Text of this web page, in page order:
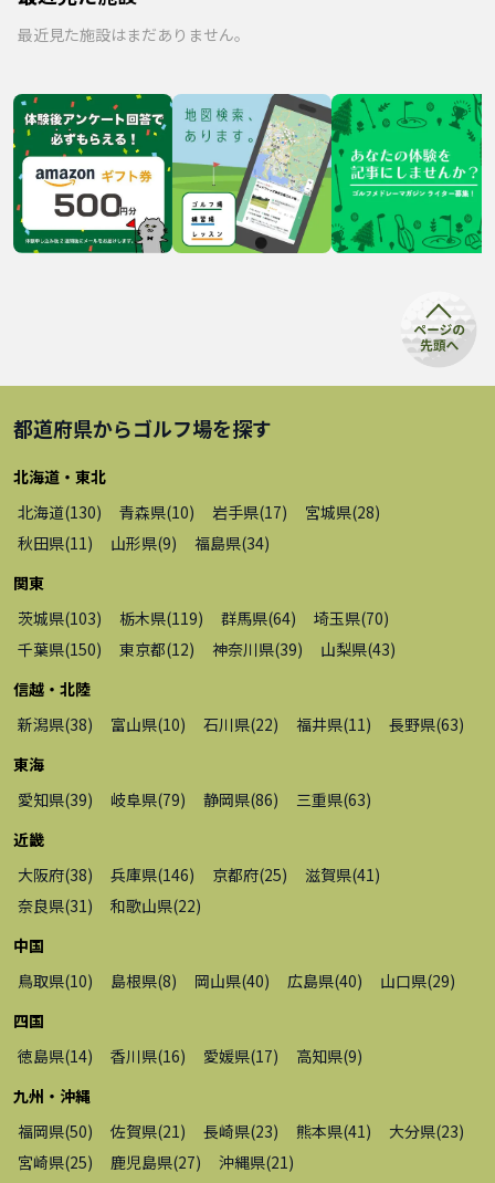
最近見た施設はまだありません。
都道府県からゴルフ場を探す
北海道・東北
北海道(130) 青森県(10) 岩手県(17) 宮城県(28)
秋田県(11 ) 山形県(9) 福島県(34)
関東
茨城県(103) 栃木県(119) 群馬県(64) 埼玉県(70)
千葉県(150) 東京都(12) 神奈川県(39) 山梨県(43)
信越・北陸
新潟県(38) 富山県(10) 石川県(22) 福井県(11 ) 長野県(63)
東海
愛知県(39) 岐阜県(79) 静岡県(86) 三重県(63)
近畿
大阪府(38) 兵庫県(146) 京都府(25) 滋賀県(41 )
奈良県(31 ) 和歌山県(22)
中国
鳥取県(10) 島根県(8) 岡山県(40) 広島県(40) 山口県(29)
四国
徳島県(14) 香川県(16) 愛媛県(17) 高知県(9)
九州・沖縄
福岡県(50) 佐賀県(21 ) 長崎県(23) 熊本県(41 ) 大分県(23)
宮崎県(25) 鹿児島県(27) 沖縄県(21 )